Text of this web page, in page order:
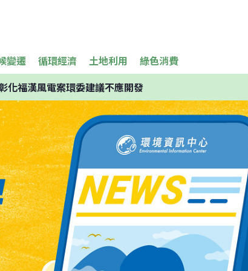
變遷 循環經濟 土地利用 綠色消費
化福漢風電案環委建議不應開發